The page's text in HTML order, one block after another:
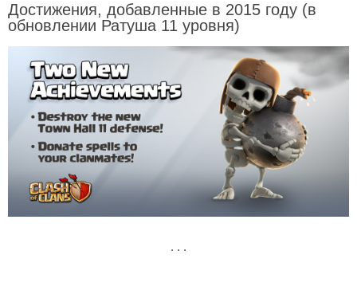
Достижения, добавленные в 2015 году (в
обновлении Ратуша 11 уровня)
. . .